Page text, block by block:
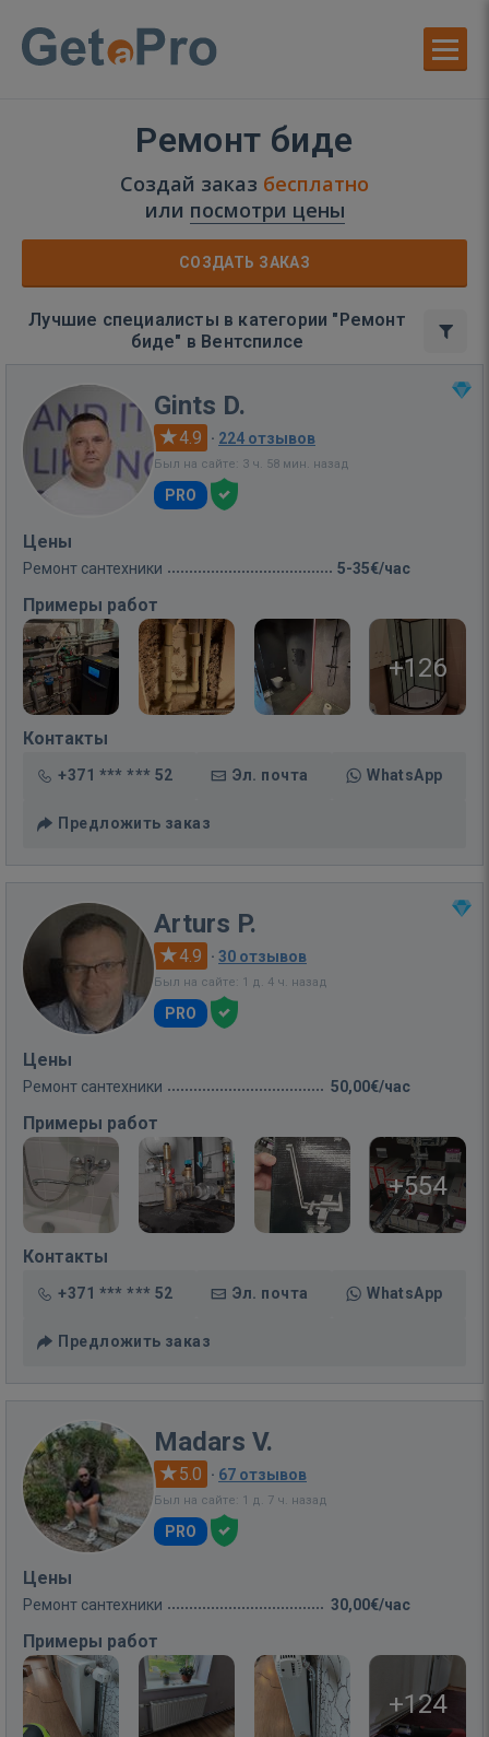
Ремонт биде
Создай заказ бесплатно
или посмотри цены
СОЗДАТЬ ЗАКАЗ
Лучшие специалисты в категории "Ремонт
биде" в Вентспилсе
Gints D.
4.9 · 224 отзывов
Был на сайте: 3 ч. 58 мин. назад
PRO
Цены
Ремонт сантехники 5-35€/час
Примеры работ
+126
Контакты
+371 *** *** 52 Эл. почта WhatsApp
Предложить заказ
Arturs P.
4.9 · 30 отзывов
Был на сайте: 1 д. 4 ч. назад
PRO
Цены
Ремонт сантехники 50,00€/час
Примеры работ
+554
Контакты
+371 *** *** 52 Эл. почта WhatsApp
Предложить заказ
Madars V.
5.0 · 67 отзывов
Был на сайте: 1 д. 7 ч. назад
PRO
Цены
Ремонт сантехники 30,00€/час
Примеры работ
+124